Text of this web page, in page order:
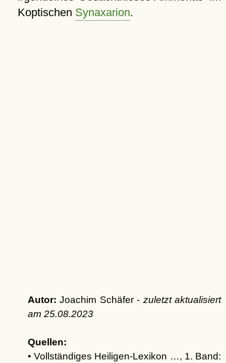
Koptischen Synaxarion.
Autor: Joachim Schäfer - zuletzt aktualisiert
am 25.08.2023
Quellen:
• Vollständiges Heiligen-Lexikon …, 1. Band: